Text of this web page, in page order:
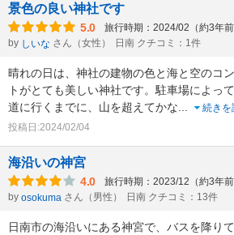
景色の良い神社です
5.0 旅行時期：2024/02（約3年前
by しいな さん（女性） 日南 クチコミ：1件
晴れの日は、神社の建物の色と海と空のコ
トがとても美しい神社です。駐車場によっ
道に行くまでに、山を超えてかな
続きを
投稿日:2024/02/04
海沿いの神宮
4.0 旅行時期：2023/12（約3年前
by osokuma さん（男性） 日南 クチコミ：13件
日南市の海沿いにある神宮で、バスを降り